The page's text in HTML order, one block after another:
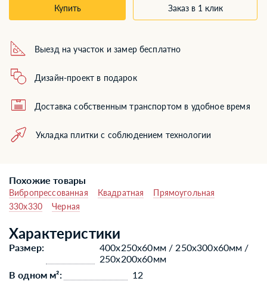
Купить Заказ в 1 клик
Выезд на участок и замер бесплатно
Дизайн-проект в подарок
Доставка собственным транспортом в удобное время
Укладка плитки с соблюдением технологии
Похожие товары
Вибропрессованная Квадратная
Прямоугольная
330x330
Черная
Характеристики
Размер:
400х250х60мм / 250х300х60мм /
250х200х60мм
В одном м²:
12